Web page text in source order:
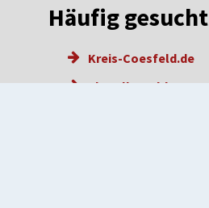
Häufig gesucht
Kreis-Coesfeld.de
Aktuelle Meldungen